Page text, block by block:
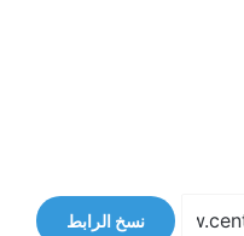
نسخ الرابط